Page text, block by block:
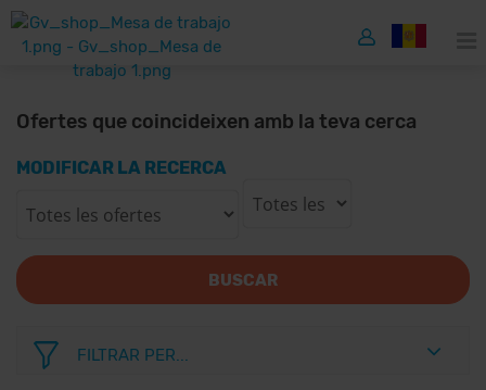
Ofertes que coincideixen amb la teva cerca
MODIFICAR LA RECERCA
BUSCAR
FILTRAR PER...